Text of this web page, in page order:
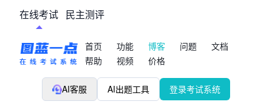
在线考试 民主测评
首页 功能 博客 问题
文档
帮助
视频 价格
AI客服 AI出题工具 登录考试系统